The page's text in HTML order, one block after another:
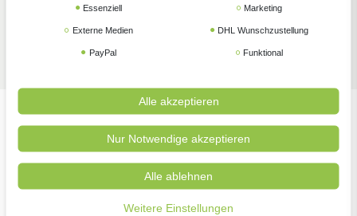
Zubehör
Unsere beliebtesten Marken
Essenziell Marketing
Externe Medien DHL Wunschzustellung
PayPal Funktional
Alle akzeptieren
Nur Notwendige akzeptieren
Alle ablehnen
Weitere Einstellungen